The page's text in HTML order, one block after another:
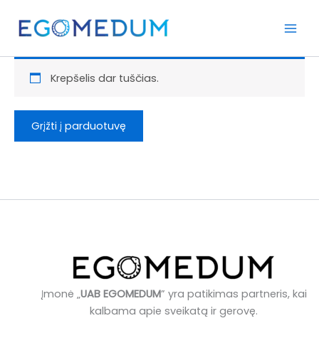
Krepšelis dar tuščias.
Grįžti į parduotuvę
Įmonė „UAB EGOMEDUM” yra patikimas partneris, kai
kalbama apie sveikatą ir gerovę.